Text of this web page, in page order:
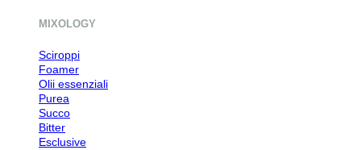
MIXOLOGY
Sciroppi
Foamer
Olii essenziali
Purea
Succo
Bitter
Esclusive